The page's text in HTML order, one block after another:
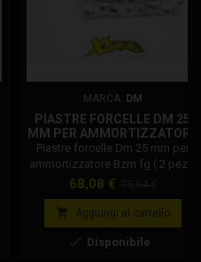
MARCA: DM
PIASTRE FORCELLE DM 25
MM PER AMMORTIZZATORE
BZM FG ( 2 PEZZI )
Piastre forcelle Dm 25 mm per
ammortizzatore Bzm fg ( 2 pezzi
). Codice Dm: 124
Prezzo
68,08 €
base
 Aggiungi al carrello
 Disponibile